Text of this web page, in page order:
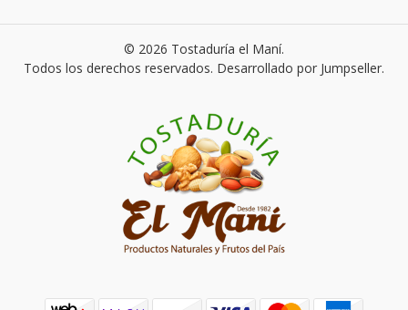
© 2026 Tostaduría el Maní.
Todos los derechos reservados. Desarrollado por Jumpseller.